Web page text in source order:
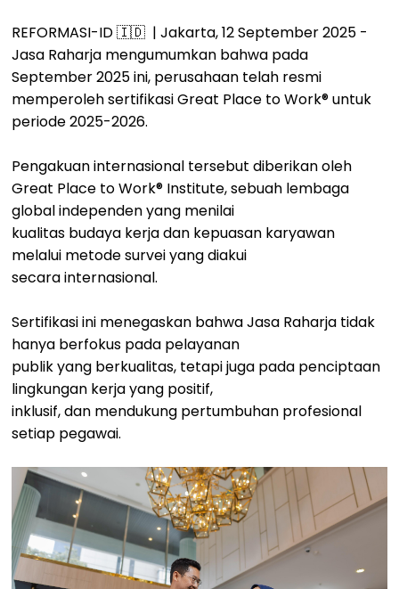
REFORMASI-ID 🇮🇩 | Jakarta, 12 September 2025 -
Jasa Raharja mengumumkan bahwa pada
September 2025 ini, perusahaan telah resmi
memperoleh sertifikasi Great Place to Work® untuk
periode 2025-2026.
Pengakuan internasional tersebut diberikan oleh
Great Place to Work® Institute, sebuah lembaga
global independen yang menilai
kualitas budaya kerja dan kepuasan karyawan
melalui metode survei yang diakui
secara internasional.
Sertifikasi ini menegaskan bahwa Jasa Raharja tidak
hanya berfokus pada pelayanan
publik yang berkualitas, tetapi juga pada penciptaan
lingkungan kerja yang positif,
inklusif, dan mendukung pertumbuhan profesional
setiap pegawai.